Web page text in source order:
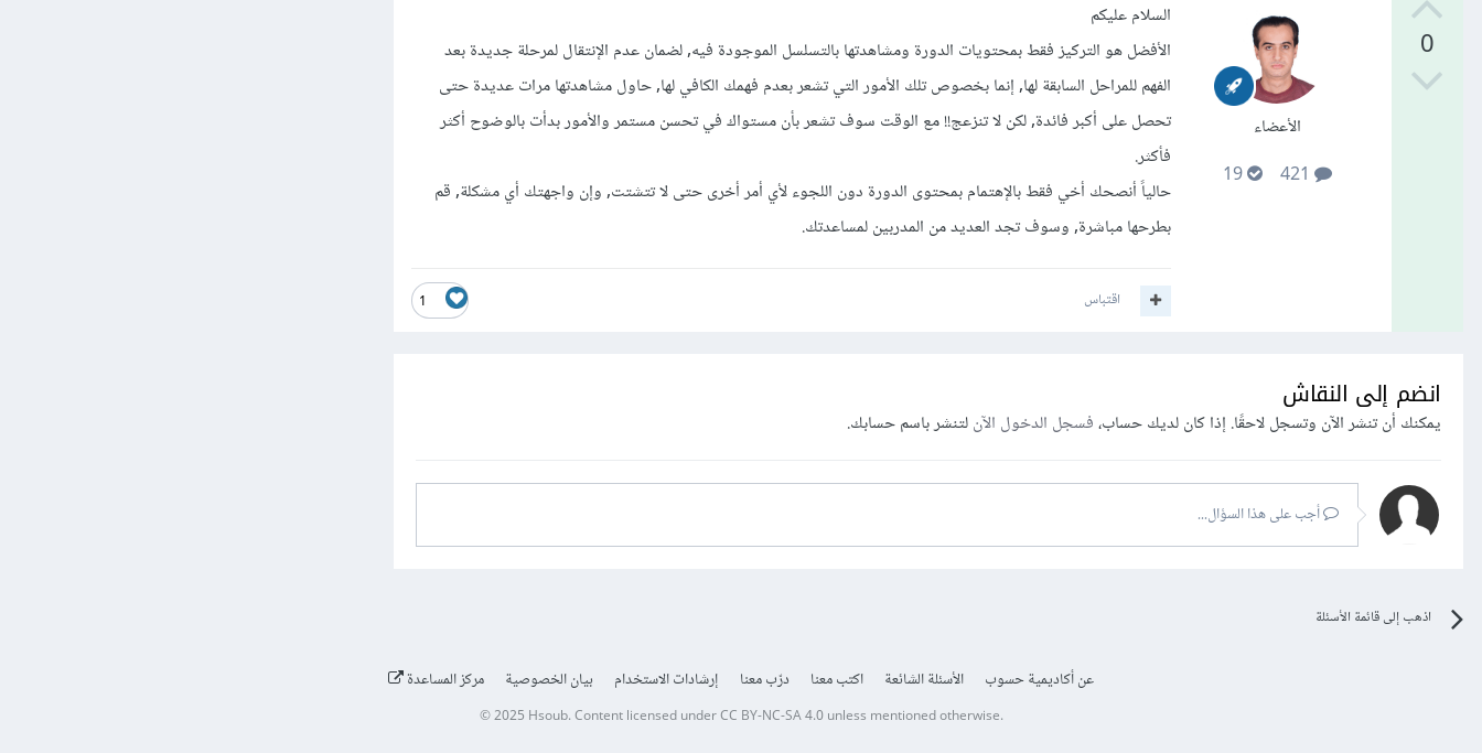
0
الأعضاء
19
السلام عليكم
الأفضل هو التركيز فقط بمحتويات الدورة ومشاهدتها بالتسلسل الموجودة فيه, لضمان عدم الإنتقال لمرحلة جديدة بعد
الفهم للمراحل السابقة لها, إنما بخصوص تلك الأمور التي تشعر بعدم فهمك الكافي لها, حاول مشاهدتها مرات عديدة حتى
تحصل على أكبر فائدة, لكن لا تنزعج!! مع الوقت سوف تشعر بأن مستواك في تحسن مستمر والأمور بدأت بالوضوح أكثر
فأكثر.
حالياً أنصحك أخي فقط بالإهتمام بمحتوى الدورة دون اللجوء لأي أمر أخرى حتى لا تتشتت, وإن واجهتك أي مشكلة, قم
بطرحها مباشرة, وسوف تجد العديد من المدربين لمساعدتك.
1 اقتباس
انضم إلى النقاش
يمكنك أن تنشر الآن وتسجل لاحقًا. إذا كان لديك حساب،فسجل الدخول الآنلتنشر باسم حسابك.
أجب على هذا السؤال...
اذهب إلى قائمة الأسئلة
عن أكاديمية حسوب الأسئلة الشائعة اكتب معنا درّب معنا إرشادات الاستخدام بيان الخصوصية مركز المساعدة
© 2025 Hsoub.Content licensed underCC BY-NC-SA 4.0unless mentioned otherwise.